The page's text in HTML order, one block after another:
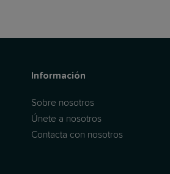
Información
Sobre nosotros
Únete a nosotros
Contacta con nosotros